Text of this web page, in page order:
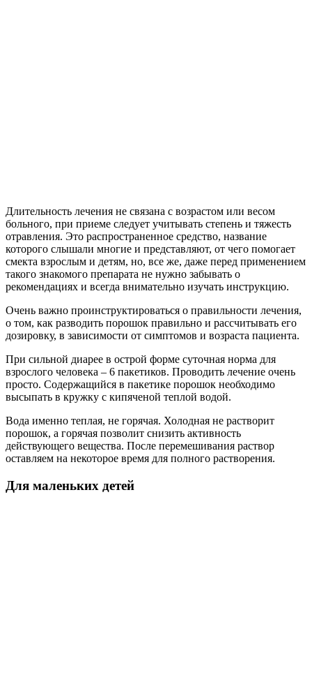
Длительность лечения не связана с возрастом или весом
больного, при приеме следует учитывать степень и тяжесть
отравления. Это распространенное средство, название
которого слышали многие и представляют, от чего помогает
смекта взрослым и детям, но, все же, даже перед применением
такого знакомого препарата не нужно забывать о
рекомендациях и всегда внимательно изучать инструкцию.
Очень важно проинструктироваться о правильности лечения,
о том, как разводить порошок правильно и рассчитывать его
дозировку, в зависимости от симптомов и возраста пациента.
При сильной диарее в острой форме суточная норма для
взрослого человека – 6 пакетиков. Проводить лечение очень
просто. Содержащийся в пакетике порошок необходимо
высыпать в кружку с кипяченой теплой водой.
Вода именно теплая, не горячая. Холодная не растворит
порошок, а горячая позволит снизить активность
действующего вещества. После перемешивания раствор
оставляем на некоторое время для полного растворения.
Для маленьких детей